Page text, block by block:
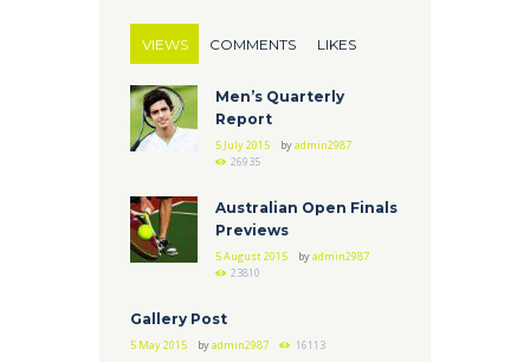
VIEWS COMMENTS LIKES
Men’s Quarterly
Report
5 July 2015 byadmin2987
26935
Australian Open Finals
Previews
5 August 2015 byadmin2987
23810
Gallery Post
5 May 2015 byadmin2987 16113